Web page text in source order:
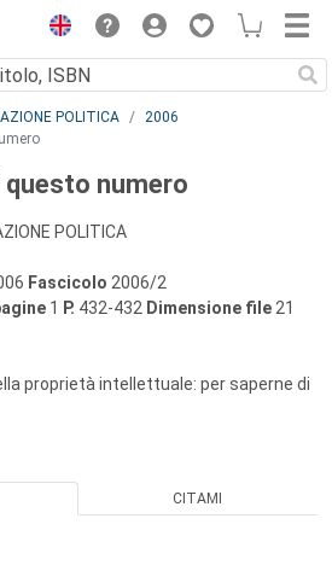
POLITICA
2006
numero
POLITICA
Fascicolo 2006/2
1 P. 432-432 Dimensione file 21
proprietà intellettuale: per saperne di
CITAMI